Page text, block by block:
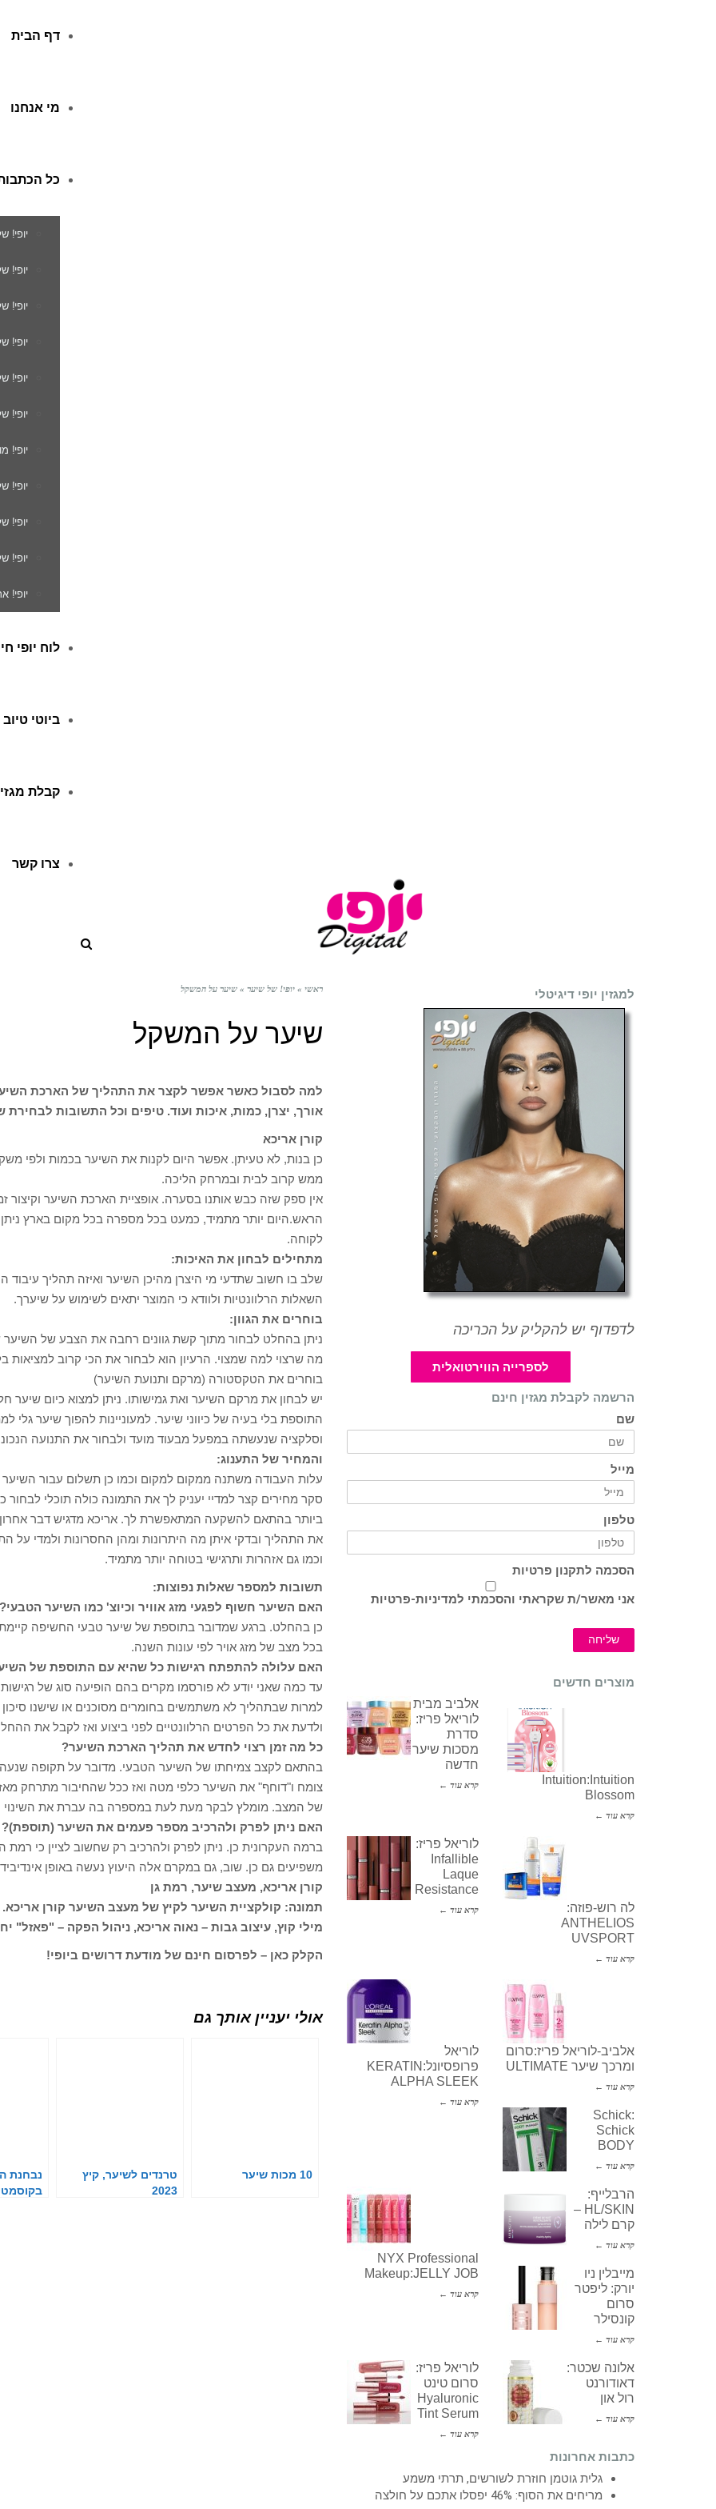
דף הבית
מי אנחנו
כל
יופי!
יופי!
יופי!
יופי!
יופי!
יופי!
יופי!
יופי!
יופי!
יופי!
יופי!
לוח יופי
ביוטי טיוב
קבלת
צרו קשר
ראשי » יופי! של שיער » שיער על המשקל
שיער על המשקל
למה לסבול כאשר אפשר לקצר את התהליך של הארכת
אורך, יצרן, כמות, איכות ועוד. טיפים וכל התשובות לבחירת
קורן אריכא
כן בנות, לא טעיתן. אפשר היום לקנות את השיער בכמות ולפי
ממש קרוב לבית ובמרחק הליכה.
אין ספק שזה כבש אותנו בסערה. אופציית הארכת השיער
הראש.היום יותר מתמיד, כמעט בכל מספרה בכל מקום בארץ
לקוחה.
מתחילים לבחון את האיכות:
שלב בו חשוב שתדעי מי היצרן מהיכן השיער ואיזה תהליך
השאלות הרלוונטיות ולוודא כי המוצר יתאים לשימוש על שיערך.
בוחרים את הגוון:
ניתן בהחלט לבחור מתוך קשת גוונים רחבה את הצבע של השיער
מה שרצוי למה שמצוי. הרעיון הוא לבחור את הכי קרוב למציאות
בוחרים את הטקסטורה (מרקם ותנועת השיער)
יש לבחון את מרקם השיער ואת גמישותו. ניתן למצוא כיום
התוספת בלי בעיה של כיווני שיער. למעוניינות להפוך שיער
וסלקציה שנעשתה במפעל מבעוד מועד ולבחור את התנועה
והמחיר של התענוג:
עלות העבודה משתנה ממקום למקום וכמו כן תשלום עבור
סקר מחירים קצר למדיי יעניק לך את התמונה כולה תוכלי
ביותר בהתאם להשקעה המתאפשרת לך. אריכא מדגיש דבר
את התהליך ובדקי איתן מה היתרונות ומהן החסרונות ולמדי על
וכמו גם אזהרות ותרגישי בטוחה יותר מתמיד.
תשובות למספר שאלות נפוצות:
האם השיער חשוף לפגעי מזג אוויר וכיוצ' כמו השיער הטבעי?
כן בהחלט. ברגע שמדובר בתוספת של שיער טבעי החשיפה
בכל מצב של מזג אויר לפי עונות השנה.
האם עלולה להתפתח רגישות כל שהיא עם התוספת של
עד כמה שאני יודע לא פורסמו מקרים בהם הופיעה סוג של
למרות שבתהליך לא משתמשים בחומרים מסוכנים או שישנו
ולדעת את כל הפרטים הרלוונטיים לפני ביצוע ואז לקבל את
כל מה זמן רצוי לחדש את תהליך הארכת השיער?
בהתאם לקצב צמיחתו של השיער הטבעי. מדובר על תקופה
צומח ו"דוחף" את השיער כלפי מטה ואז ככל שהחיבור מתרחק
של המצב. מומלץ לבקר מעת לעת במספרה בה עברת את השינוי
האם ניתן לפרק ולהרכיב מספר פעמים את השיער (תוספת)?
ברמה העקרונית כן. ניתן לפרק ולהרכיב רק שחשוב לציין כי
משפיעים גם כן. שוב, גם במקרם אלה היעוץ נעשה באופן
קורן אריכא, מעצב שיער, רמת גן
תמונה: קולקציית השיער לקיץ של מעצב השיער קורן אריכא.
מילי קוץ, עיצוב גבות – נאוה אריכא, ניהול הפקה – "פאזל"
הקלק כאן – לפרסום חינם של מודעת דרושים ביופי!
אולי יעניין אותך גם
10 מכות שיער
טרנדים לשיער, קיץ
2023
נבחנת
למגזין יופי דיגיטלי
לדפדוף יש להקליק על הכריכה
לספרייה הווירטואלית
הרשמה לקבלת מגזין חינם
שם
מייל
טלפון
הסכמה לתקנון פרטיות
אני מאשר/ת שקראתי והסכמתי למדיניות-פרטיות
שליחה
מוצרים חדשים
אלביב מבית
לוריאל פריז:
סדרת
מסכות שיער
חדשה
קרא עוד ←
Intuition:Intuition
Blossom
קרא עוד ←
לוריאל פריז:
Infallible
Laque
Resistance
קרא עוד ←
לה רוש-פוזה:
ANTHELIOS
UVSPORT
קרא עוד ←
לוריאל
פרופסיונל:KERATIN
ALPHA SLEEK
קרא עוד ←
אלביב-לוריאל פריז:סרום
ומרכך שיער ULTIMATE
קרא עוד ←
Schick:
Schick
BODY
קרא עוד ←
NYX Professional
Makeup:JELLY JOB
קרא עוד ←
הרבלייף:
HL/SKIN –
קרם לילה
קרא עוד ←
מייבלין ניו
יורק: ליפטר
סרום
קונסילר
קרא עוד ←
לוריאל פריז:
סרום טינט
Hyaluronic
Tint Serum
קרא עוד ←
אלונה שכטר:
דאודורנט
רול און
קרא עוד ←
כתבות אחרונות
גלית גוטמן חוזרת לשורשים, תרתי משמע
מריחים את הסוף: 46% יפסלו אתכם על חולצה